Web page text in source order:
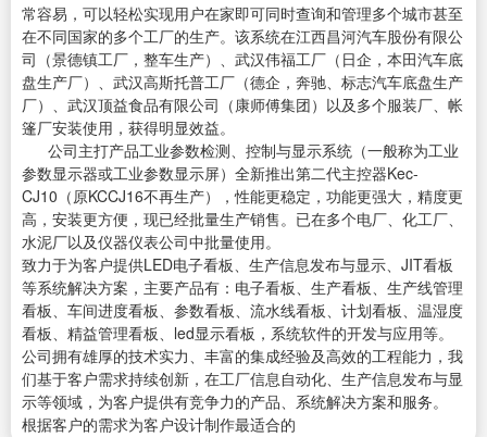
常容易，可以轻松实现用户在家即可同时查询和管理多个城市甚至
在不同国家的多个工厂的生产。该系统在江西昌河汽车股份有限公
司（景德镇工厂，整车生产）、武汉伟福工厂（日企，本田汽车底
盘生产厂）、武汉高斯托普工厂（德企，奔驰、标志汽车底盘生产
厂）、武汉顶益食品有限公司（康师傅集团）以及多个服装厂、帐
篷厂安装使用，获得明显效益。
公司主打产品工业参数检测、控制与显示系统（一般称为工业
参数显示器或工业参数显示屏）全新推出第二代主控器Kec-
CJ10（原KCCJ16不再生产），性能更稳定，功能更强大，精度更
高，安装更方便，现已经批量生产销售。已在多个电厂、化工厂、
水泥厂以及仪器仪表公司中批量使用。
致力于为客户提供LED电子看板、生产信息发布与显示、JIT看板
等系统解决方案，主要产品有：电子看板、生产看板、生产线管理
看板、车间进度看板、参数看板、流水线看板、计划看板、温湿度
看板、精益管理看板、led显示看板，系统软件的开发与应用等。
公司拥有雄厚的技术实力、丰富的集成经验及高效的工程能力，我
们基于客户需求持续创新，在工厂信息自动化、生产信息发布与显
示等领域，为客户提供有竞争力的产品、系统解决方案和服务。
根据客户的需求为客户设计制作最适合的